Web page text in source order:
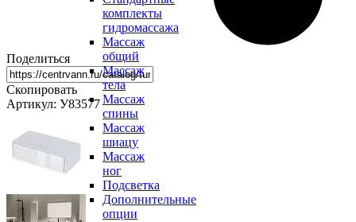
комплекты
гидромассажа
Массаж
общий
Массаж
тела
Массаж
спины
Массаж
шиацу
Массаж
ног
Подсветка
Дополнительные
опции
Поделиться
Скопировать
Артикул: У83577